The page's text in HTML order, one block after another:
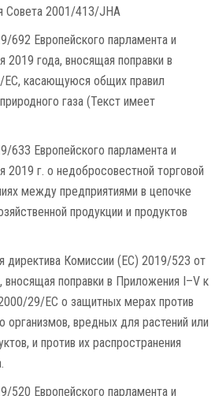
Совета 2001/413/JHA
692 Европейского парламента и
2019 года, вносящая поправки в
касающуюся общих правил
газа (Текст имеет
633 Европейского парламента и
2019 г. о недобросовестной торговой
между предприятиями в цепочке
продукции и продуктов
директива Комиссии (ЕС) 2019/523 от
вносящая поправки в Приложения I–V к
29/EC о защитных мерах против
организмов, вредных для растений или
и против их распространения
520 Европейского парламента и